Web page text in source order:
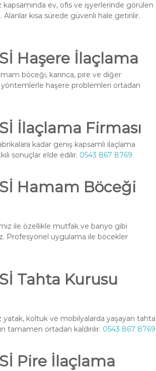
ev, ofis ve işyerlerinde görülen
kısa sürede güvenli hale getirilir.
Haşere İlaçlama
böceği, karınca, pire ve diğer
yöntemlerle haşere problemleri ortadan
İlaçlama Firması
kadar geniş kapsamlı ilaçlama
sonuçlar elde edilir. 0543 867 8769
Hamam Böceği
ile özellikle mutfak ve banyo gibi
Profesyonel uygulama ile böcekler
Tahta Kurusu
koltuk ve mobilyalarda yaşayan tahta
tamamen ortadan kaldırılır. 0543 867 8769
Pire İlaçlama